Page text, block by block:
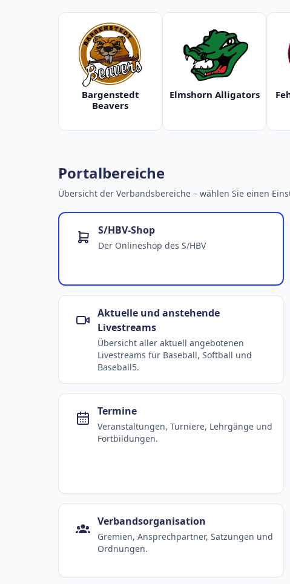
Bargenstedt
Beavers
Elmshorn Alligators
Portalbereiche
Übersicht der Verbandsbereiche – wählen Sie einen
S/HBV-Shop
Der Onlineshop des S/HBV
Aktuelle und anstehende
Livestreams
Übersicht aller aktuell angebotenen
Livestreams für Baseball, Softball und
Baseball5.
Termine
Veranstaltungen, Turniere, Lehrgänge und
Fortbildungen.
Verbandsorganisation
Gremien, Ansprechpartner, Satzungen und
Ordnungen.